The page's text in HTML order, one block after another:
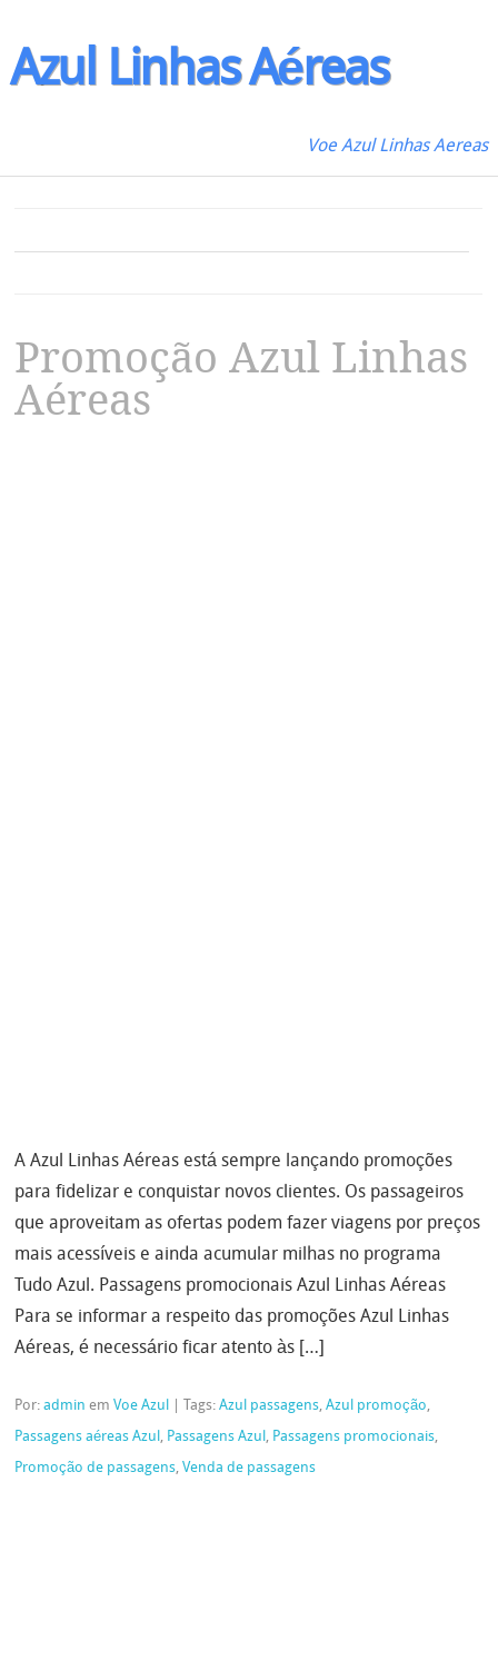
Azul LinhasAéreas
Voe Azul Linhas Aereas
Promoção Azul Linhas
Aéreas
A Azul Linhas Aéreas está sempre lançando promoções
para fidelizar e conquistar novos clientes. Os passageiros
que aproveitam as ofertas podem fazer viagens por preços
mais acessíveis e ainda acumular milhas no programa
Tudo Azul. Passagens promocionais Azul Linhas Aéreas
Para se informar a respeito das promoções Azul Linhas
Aéreas, é necessário ficar atento às […]
Por:admin emVoe Azul Tags:Azul passagens,Azul promoção,
Passagens aéreas Azul , Passagens Azul , Passagens promocionais,
Promoção de passagens,Venda de passagens